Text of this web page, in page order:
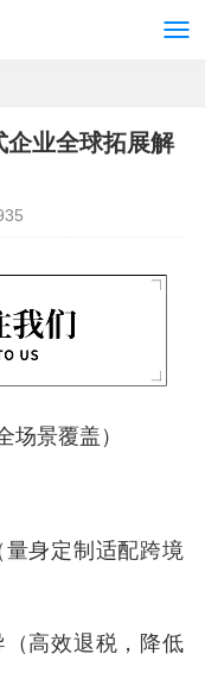
业全球拓展解
场景覆盖）
身定制适配跨境
高效退税，降低